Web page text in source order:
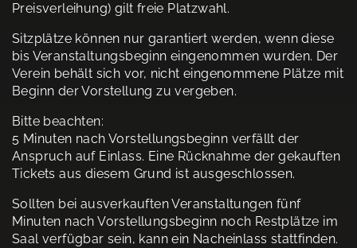
Preisverleihung) gilt freie Platzwahl.
Sitzplätze können nur garantiert werden, wenn diese
bis Veranstaltungsbeginn eingenommen wurden. Der
Verein behält sich vor, nicht eingenommene Plätze mit
Beginn der Vorstellung zu vergeben.
Bitte beachten:
5 Minuten nach Vorstellungsbeginn verfällt der
Anspruch auf Einlass. Eine Rücknahme der gekauften
Tickets aus diesem Grund ist ausgeschlossen.
Sollten bei ausverkauften Veranstaltungen fünf
Minuten nach Vorstellungsbeginn noch Restplätze im
Saal verfügbar sein, kann ein Nacheinlass stattfinden.